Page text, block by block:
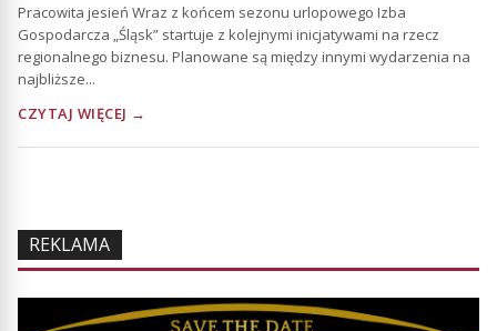
Pracowita jesień Wraz z końcem sezonu urlopowego Izba
Gospodarcza „Śląsk” startuje z kolejnymi inicjatywami na rzecz
regionalnego biznesu. Planowane są między innymi wydarzenia na
najbliższe...
CZYTAJ WIĘCEJ →
REKLAMA